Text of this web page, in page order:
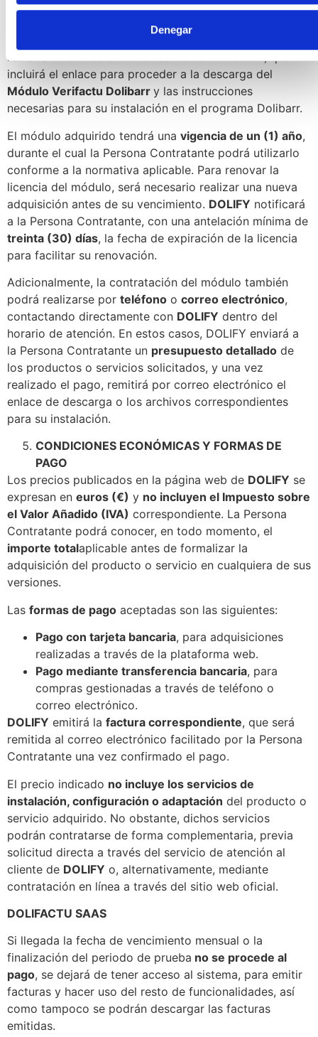
Denegar
pasarela habilitada.
Una vez confirmado el pago, la Persona Contratante
recibirá uncorreo electrónico de confirmación, que
incluirá el enlace para proceder a la descarga del
Módulo Verifactu Dolibarr y las instrucciones
necesarias para su instalación en el programa Dolibarr.
El módulo adquirido tendrá una vigencia de un (1) año,
durante el cual la Persona Contratante podrá utilizarlo
conforme a la normativa aplicable. Para renovar la
licencia del módulo, será necesario realizar una nueva
adquisición antes de su vencimiento. DOLIFY notificará
a la Persona Contratante, con una antelación mínima de
treinta (30) días, la fecha de expiración de la licencia
para facilitar su renovación.
Adicionalmente, la contratación del módulo también
podrá realizarse por teléfono o correo electrónico,
contactando directamente con DOLIFY dentro del
horario de atención. En estos casos, DOLIFY enviará a
la Persona Contratante un presupuesto detallado de
los productos o servicios solicitados, y una vez
realizado el pago, remitirá por correo electrónico el
enlace de descarga o los archivos correspondientes
para su instalación.
CONDICIONES ECONÓMICAS Y FORMAS DE
PAGO
Los precios publicados en la página web de DOLIFY se
expresan en euros (€) y no incluyen el Impuesto sobre
el Valor Añadido (IVA) correspondiente. La Persona
Contratante podrá conocer, en todo momento, el
importe totalaplicable antes de formalizar la
adquisición del producto o servicio en cualquiera de sus
versiones.
Las formas de pago aceptadas son las siguientes:
Pago con tarjeta bancaria, para adquisiciones
realizadas a través de la plataforma web.
Pago mediante transferencia bancaria, para
compras gestionadas a través de teléfono o
correo electrónico.
DOLIFY emitirá la factura correspondiente, que será
remitida al correo electrónico facilitado por la Persona
Contratante una vez confirmado el pago.
El precio indicado no incluye los servicios de
instalación, configuración o adaptación del producto o
servicio adquirido. No obstante, dichos servicios
podrán contratarse de forma complementaria, previa
solicitud directa a través del servicio de atención al
cliente de DOLIFY o, alternativamente, mediante
contratación en línea a través del sitio web oficial.
DOLIFACTU SAAS
Si llegada la fecha de vencimiento mensual o la
finalización del periodo de prueba no se procede al
pago, se dejará de tener acceso al sistema, para emitir
facturas y hacer uso del resto de funcionalidades, así
como tampoco se podrán descargar las facturas
emitidas.